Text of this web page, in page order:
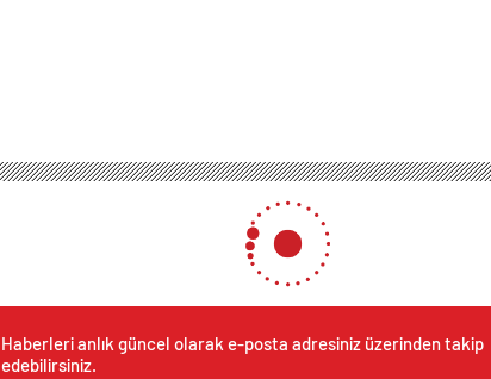
Haberleri anlık güncel olarak e-posta adresiniz üzerinden takip
edebilirsiniz.